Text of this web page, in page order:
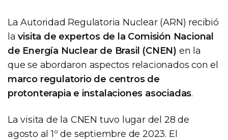
La Autoridad Regulatoria Nuclear (ARN) recibió
lavisita de expertos de la Comisión Nacional
de Energía Nuclear de Brasil (CNEN) en la
que se abordaron aspectos relacionados con el
marco regulatorio de centros de
protonterapia e instalaciones asociadas.
La visita de la CNEN tuvo lugar del 28 de
agosto al 1º de septiembre de 2023. El